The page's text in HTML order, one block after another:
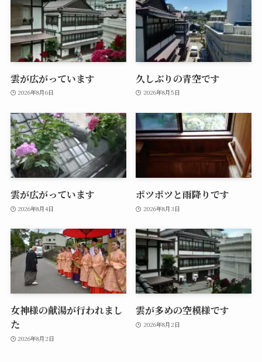
雲が広がっています
2026年8月6日
久しぶりの青空です
2026年8月5日
雲が広がっています
2026年8月4日
ポツポツと雨降りです
2026年8月3日
女神様の献湯が行われまし
た
2026年8月2日
雲が多めの空模様です
2026年8月2日